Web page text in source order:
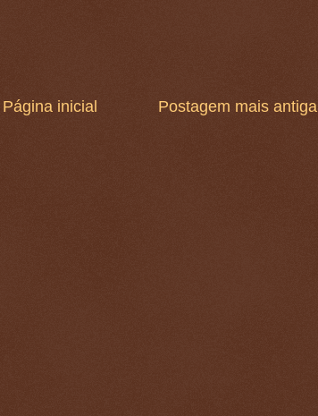
Postagem mais antiga
Página inicial